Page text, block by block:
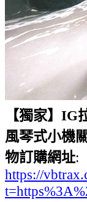
【獨家】IG
風琴式小機
物訂購網址:
https://